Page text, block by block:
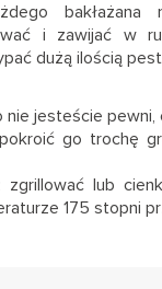
bakłażana
i zawijać w
dużą ilością
jesteście pewni,
go trochę
lub
175 stopni